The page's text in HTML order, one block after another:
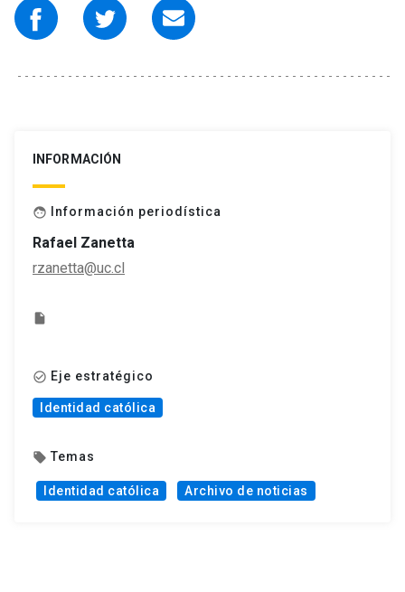
INFORMACIÓN
face Información periodística
Rafael Zanetta
rzanetta@uc.cl
insert_drive_file
check_circle_outline Eje estratégico
Identidad católica
local_offer Temas
Identidad católica Archivo de noticias